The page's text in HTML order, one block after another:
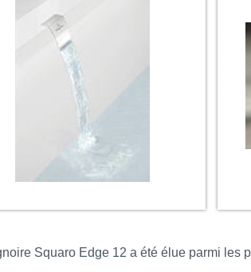
Squaro Edge 12 a été élue parmi les